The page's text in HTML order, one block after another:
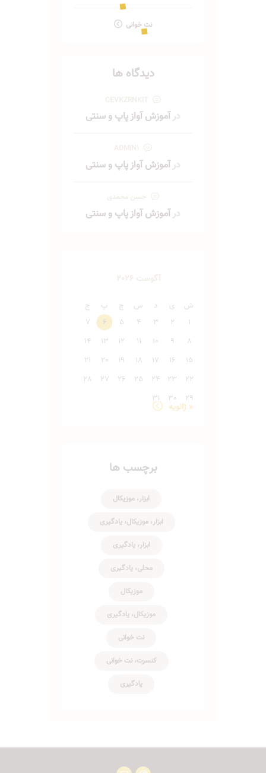
نت خوانی
دیدگاه ها
CEVKZRNKIT
درآموزش آواز پاپ و سنتی
ADMIN1
درآموزش آواز پاپ و سنتی
حسن محمدی
درآموزش آواز پاپ و سنتی
آگوست 2026
ش ی د س چ پ
ج
1
2
3
4
5
6
7
8
9
10
11
12
13
14
15
16
17
18
19
20
21
22
23
24
25
26
27
28
29
30
31
« ژانویه
برچسب ها
ابزار، موزیکال
ابزار، موزیکال، یادگیری
ابزار، یادگیری
محلی، یادگیری
موزیکال
موزیکال، یادگیری
نت خوانی
کنسرت، نت خوانی
یادگیری